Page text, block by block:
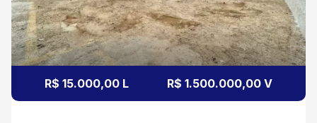
R$ 15.000,00 L R$ 1.500.000,00 V